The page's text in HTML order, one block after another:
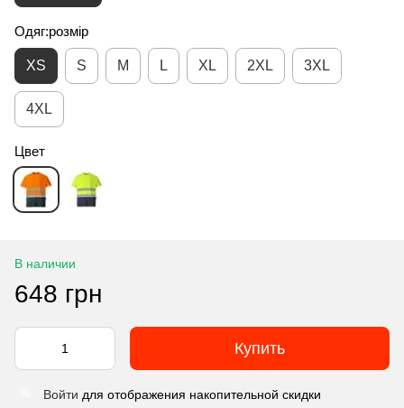
Одяг:розмір
XS S M L XL 2XL 3XL
4XL
Цвет
В наличии
648 грн
Купить
Войти для отображения накопительной скидки